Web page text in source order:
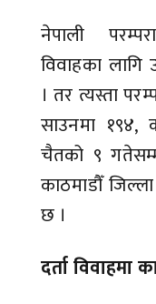
नेपाली
विवाहका
। तर त्यस्ता
साउनमा १९४,
चैतको ९
काठमाडौँ
छ ।
दर्ता विवाहमा